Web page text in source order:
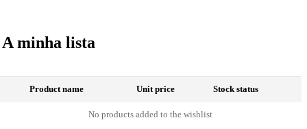
A minha lista
Product name Unit price Stock status
No products added to the wishlist